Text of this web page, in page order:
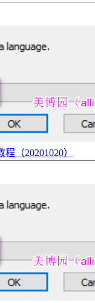
（20201020）